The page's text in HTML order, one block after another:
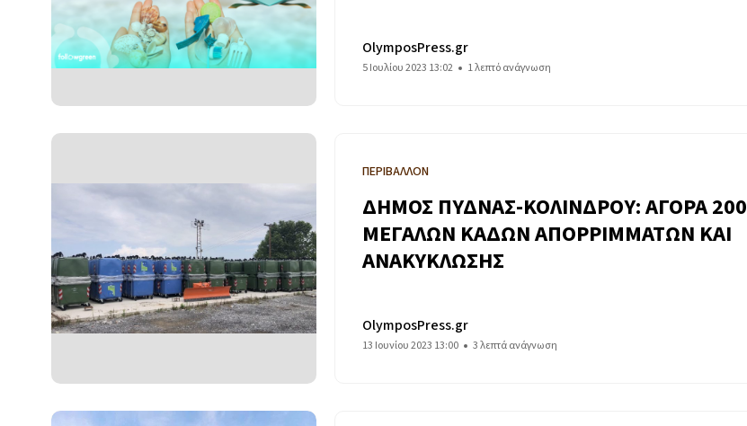
OlymposPress.gr
5 Ιουλίου 2023 13:02 1 λεπτό ανάγνωση
ΠΕΡΙΒΑΛΛΟΝ
ΔΗΜΟΣ ΠΥΔΝΑΣ-ΚΟΛΙΝΔΡΟΥ: ΑΓΟΡΑ 200
ΜΕΓΑΛΩΝ ΚΑΔΩΝ ΑΠΟΡΡΙΜΜΑΤΩΝ ΚΑΙ
ΑΝΑΚΥΚΛΩΣΗΣ
OlymposPress.gr
13 Ιουνίου 2023 13:00 3 λεπτά ανάγνωση